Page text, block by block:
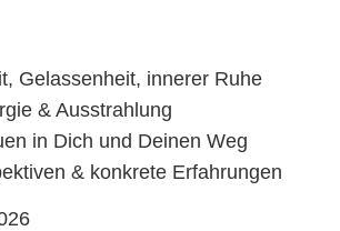
Gelassenheit, innerer Ruhe
& Ausstrahlung
in Dich und Deinen Weg
& konkrete Erfahrungen